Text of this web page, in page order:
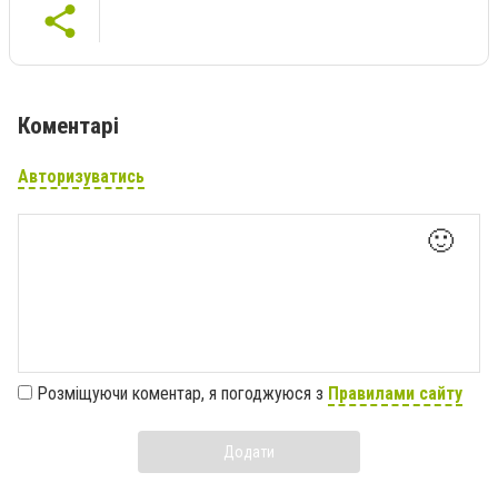
Коментарі
Авторизуватись
🙂
Розміщуючи коментар, я погоджуюся з Правилами сайту
Додати